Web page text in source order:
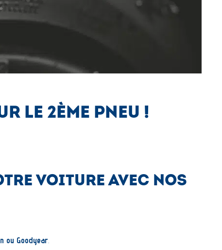
LE 2ÈME PNEU !
VOITURE AVEC NOS
ou Goodyear